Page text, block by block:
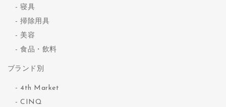
寝具
掃除用具
美容
食品・飲料
ブランド別
4th Market
CINQ